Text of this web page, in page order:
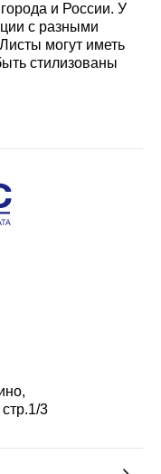
и России. У
с разными
могут иметь
стилизованы
3